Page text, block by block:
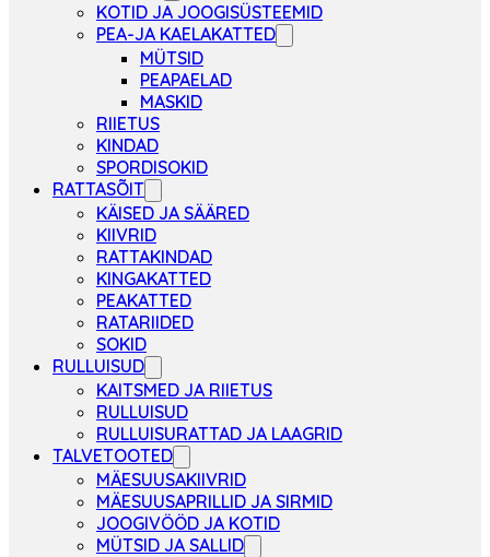
KOTID JA JOOGISÜSTEEMID
PEA-JA KAELAKATTED
MÜTSID
PEAPAELAD
MASKID
RIIETUS
KINDAD
SPORDISOKID
RATTASÕIT
KÄISED JA SÄÄRED
KIIVRID
RATTAKINDAD
KINGAKATTED
PEAKATTED
RATARIIDED
SOKID
RULLUISUD
KAITSMED JA RIIETUS
RULLUISUD
RULLUISURATTAD JA LAAGRID
TALVETOOTED
MÄESUUSAKIIVRID
MÄESUUSAPRILLID JA SIRMID
JOOGIVÖÖD JA KOTID
MÜTSID JA SALLID